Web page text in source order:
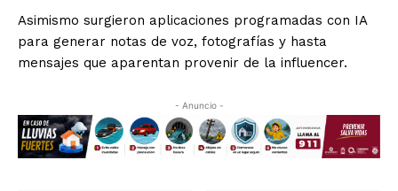
Asimismo surgieron aplicaciones programadas con IA
para generar notas de voz, fotografías y hasta
mensajes que aparentan provenir de la influencer.
- Anuncio -